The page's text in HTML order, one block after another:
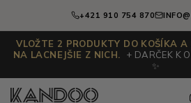
+421 910 754 870
VLOŽTE 2 PRODUKTY DO KOŠÍKA
NA LACNEJŠIE Z NICH.
+ DARČEK K
✨